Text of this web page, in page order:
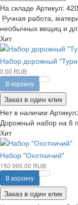
На складе Артикул:
Ручная работа,
необычных вещиц и
Хит
Набор дорожный
0.00 RUB
В корзину
Заказ в один клик
Нет в наличии Артикул:
Дорожный набор на 6
Хит
Набор "Охотничий"
150 000.00 RUB
В корзину
Заказ в один клик